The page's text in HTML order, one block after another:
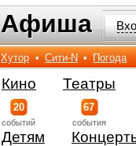
Афиша
Афиша
Хутор • Сити-N • Погода
Кино
20
событий
Театры
67
события
Детям